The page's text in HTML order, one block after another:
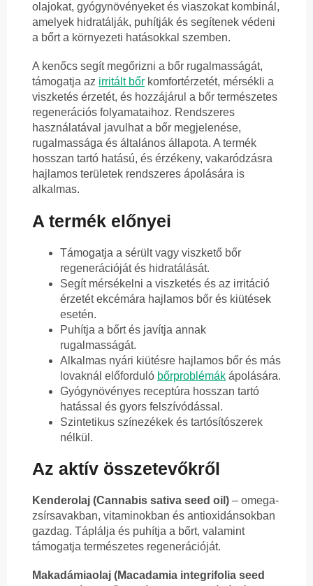
olajokat, gyógynövényeket és viaszokat kombinál,
amelyek hidratálják, puhítják és segítenek védeni
a bőrt a környezeti hatásokkal szemben.
A kenőcs segít megőrizni a bőr rugalmasságát,
támogatja az irritált bőr komfortérzetét, mérsékli a
viszketés érzetét, és hozzájárul a bőr természetes
regenerációs folyamataihoz. Rendszeres
használatával javulhat a bőr megjelenése,
rugalmassága és általános állapota. A termék
hosszan tartó hatású, és érzékeny, vakaródzásra
hajlamos területek rendszeres ápolására is
alkalmas.
A termék előnyei
Támogatja a sérült vagy viszkető bőr
regenerációját és hidratálását.
Segít mérsékelni a viszketés és az irritáció
érzetét ekcémára hajlamos bőr és kiütések
esetén.
Puhítja a bőrt és javítja annak
rugalmasságát.
Alkalmas nyári kiütésre hajlamos bőr és más
lovaknál előforduló bőrproblémák ápolására.
Gyógynövényes receptúra hosszan tartó
hatással és gyors felszívódással.
Szintetikus színezékek és tartósítószerek
nélkül.
Az aktív összetevőkről
Kenderolaj (Cannabis sativa seed oil) – omega-
zsírsavakban, vitaminokban és antioxidánsokban
gazdag. Táplálja és puhítja a bőrt, valamint
támogatja természetes regenerációját.
Makadámiaolaj (Macadamia integrifolia seed